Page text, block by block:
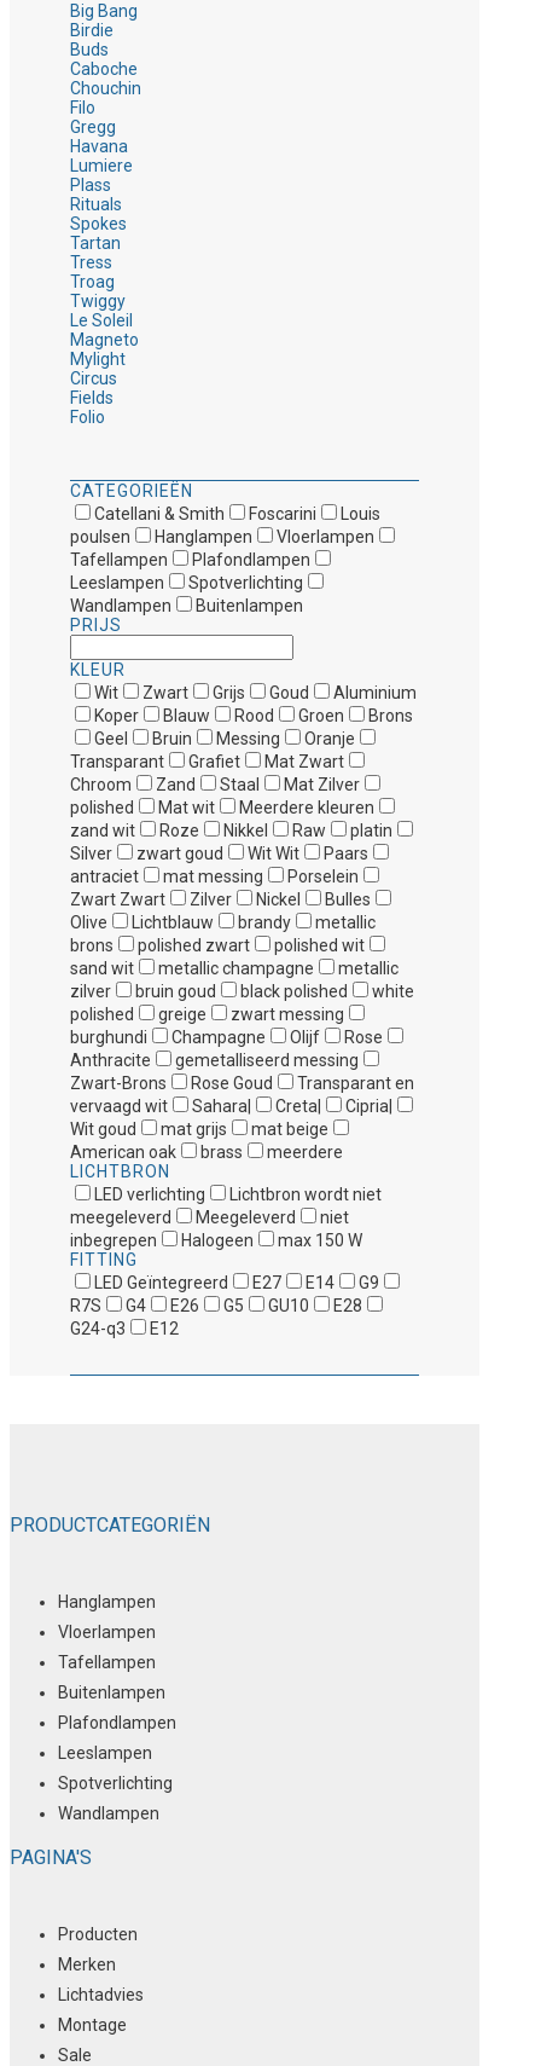
Big Bang
Birdie
Buds
Caboche
Chouchin
Filo
Gregg
Havana
Lumiere
Plass
Rituals
Spokes
Tartan
Tress
Troag
Twiggy
Le Soleil
Magneto
Mylight
Circus
Fields
Folio
CATEGORIEËN
Catellani & Smith
Foscarini
Louis
poulsen
Hanglampen
Vloerlampen
Tafellampen
Plafondlampen
Leeslampen
Spotverlichting
Wandlampen
Buitenlampen
PRIJS
KLEUR
Wit
Zwart Grijs Goud
Aluminium
Koper
Blauw Rood Groen
Brons
Geel
Bruin Messing
Oranje
Transparant
Grafiet
Mat Zwart
Chroom
Zand Staal
Mat Zilver
polished
Mat wit
Meerdere kleuren
zand wit
Roze Nikkel Raw
platin
Silver
zwart goud Wit Wit
Paars
antraciet
mat messing
Porselein
Zwart Zwart
Zilver Nickel
Bulles
Olive
Lichtblauw brandy
metallic
brons
polished zwart
polished wit
sand wit
metallic champagne
metallic
zilver
bruin goud black polished
white
polished
greige
zwart messing
burghundi
Champagne Olijf
Rose
Anthracite
gemetalliseerd messing
Zwart-Brons
Rose Goud
Transparant en
vervaagd wit
Sahara| Creta|
Cipria|
Wit goud
mat grijs
mat beige
American oak
brass
meerdere
LICHTBRON
LED verlichting
Lichtbron wordt niet
meegeleverd
Meegeleverd
niet
inbegrepen
Halogeen
max 150 W
FITTING
LED Geïntegreerd
E27 E14
G9
R7S
G4 E26 G5 GU10
E28
G24-q3
E12
PRODUCTCATEGORIËN
Hanglampen
Vloerlampen
Tafellampen
Buitenlampen
Plafondlampen
Leeslampen
Spotverlichting
Wandlampen
PAGINA'S
Producten
Merken
Lichtadvies
Montage
Sale